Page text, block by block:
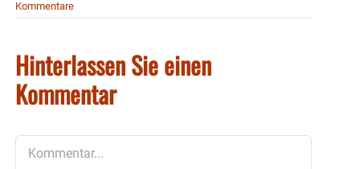
Kommentare
Hinterlassen Sie einen
Kommentar